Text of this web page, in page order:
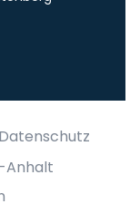
Datenschutz
Anhalt